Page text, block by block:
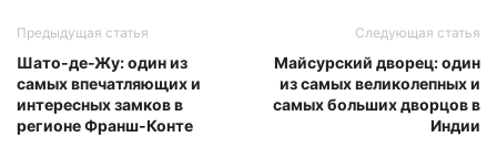
Предыдущая статья
Шато-де-Жу: один из
самых впечатляющих и
интересных замков в
регионе Франш-Конте
Следующая статья
Майсурский дворец: один
из самых великолепных и
самых больших дворцов в
Индии